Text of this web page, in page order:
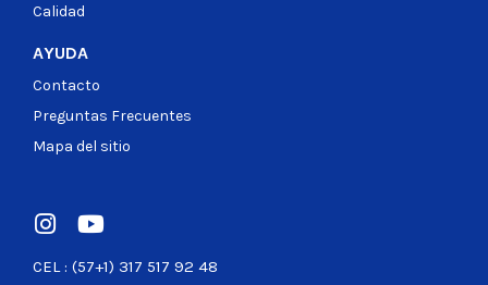
CEL : (57+1) 317 517 92 48
Calidad
AYUDA
Contacto
Preguntas Frecuentes
Mapa del sitio